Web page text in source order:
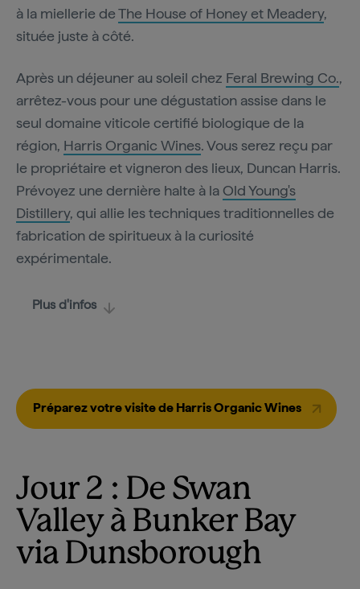
à la miellerie deThe House of Honey et Meadery,
située juste à côté.
Après un déjeuner au soleil chez Feral Brewing Co.,
arrêtez-vous pour une dégustation assise dans le
seul domaine viticole certifié biologique de la
région, Harris Organic Wines. Vous serez reçu par
le propriétaire et vigneron des lieux, Duncan Harris.
Prévoyez une dernière halte à la Old Young's
Distillery, qui allie les techniques traditionnelles de
fabrication de spiritueux à la curiosité
expérimentale.
Plus d'infos
Préparez votre visite de Harris Organic Wines
Jour 2 : De Swan
Valleyà Bunker Bay
via Dunsborough